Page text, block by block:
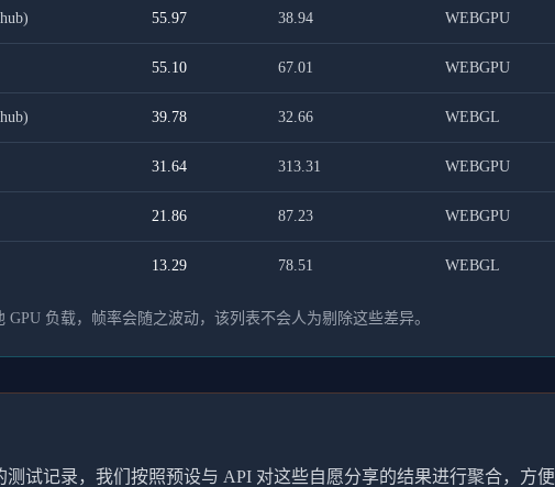
55.97 38.94 WEBGPU
55.10 67.01 WEBGPU
39.78 32.66 WEBGL
31.64 313.31 WEBGPU
21.86 87.23 WEBGPU
13.29 78.51 WEBGL
负载，帧率会随之波动，该列表不会人为剔除这些差异。
试记录，我们按照预设与 API 对这些自愿分享的结果进行聚合，方便